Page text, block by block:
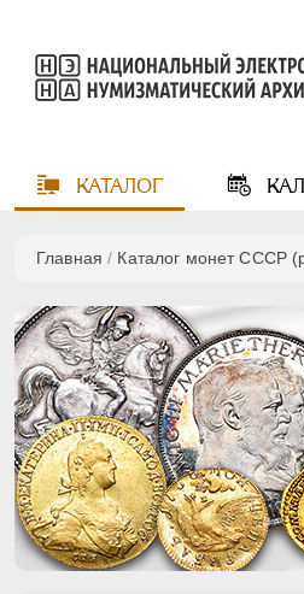
КАТАЛОГ
Главная / Каталог монет СССР